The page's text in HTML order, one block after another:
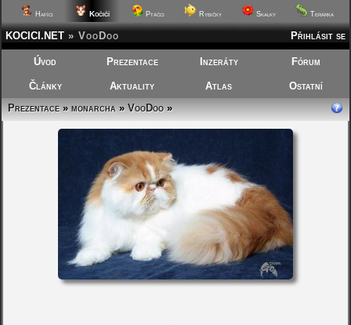
Hafíci Kočičí Ptáčci Rybičky Skalky Terárka
Přihlásit se
KOCICI.NET » VooDoo
Úvod Prezentace Inzeráty Fórum
Články Aktuality Atlas
Ostatní
Prezentace»monarcha»VooDoo»